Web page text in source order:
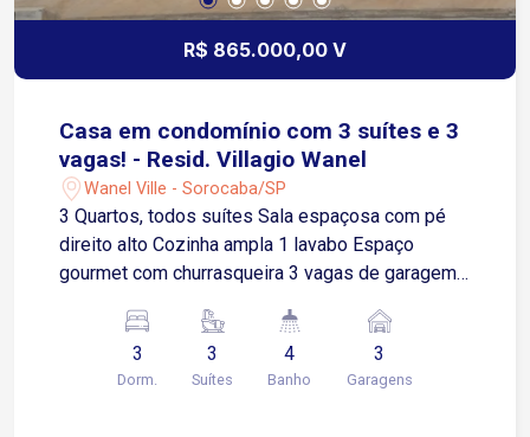
R$ 865.000,00 V
Casa em condomínio com 3 suítes e 3
vagas! - Resid. Villagio Wanel
Wanel Ville - Sorocaba/SP
3 Quartos, todos suítes Sala espaçosa com pé
direito alto Cozinha ampla 1 lavabo Espaço
gourmet com churrasqueira 3 vagas de garagem,
tranquilo, com segurança e excelente valorização.
Localização privilegiada: Ao lado da Av. Elias
Maluf e Av. Paulo Emanuel de Almeida Próxima
3
Dorm.
3
Suítes
4
Banho
3
Garagens